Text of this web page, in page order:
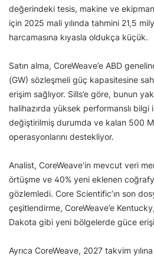
değerindeki tesis, makine ve ekipman
için 2025 mali yılında tahmini 21,5
harcamasına kıyasla oldukça küçük.
Satın alma, CoreWeave’e ABD
(GW) sözleşmeli güç kapasitesine
erişim sağlıyor. Sills’e göre, bunun
halihazırda yüksek performanslı bilgi
değiştirilmiş durumda ve kalan 500
operasyonlarını destekliyor.
Analist, CoreWeave’in mevcut veri
örtüşme ve 40% yeni eklenen
gözlemledi. Core Scientific’ın son
çeşitlendirme, CoreWeave’e
Dakota gibi yeni bölgelerde güce
Ayrıca CoreWeave, 2027 takvim